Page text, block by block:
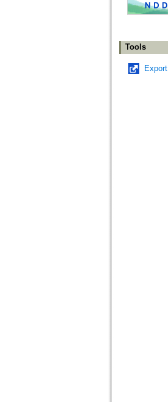
Tools
Export